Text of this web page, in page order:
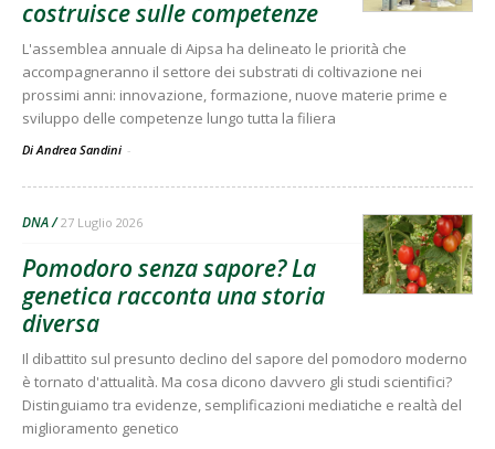
costruisce sulle competenze
L'assemblea annuale di Aipsa ha delineato le priorità che
accompagneranno il settore dei substrati di coltivazione nei
prossimi anni: innovazione, formazione, nuove materie prime e
sviluppo delle competenze lungo tutta la filiera
Di Andrea Sandini -
DNA 27 Luglio 2026
Pomodoro senza sapore? La
genetica racconta una storia
diversa
Il dibattito sul presunto declino del sapore del pomodoro moderno
è tornato d'attualità. Ma cosa dicono davvero gli studi scientifici?
Distinguiamo tra evidenze, semplificazioni mediatiche e realtà del
miglioramento genetico